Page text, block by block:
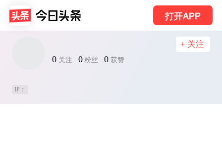
打开APP
0 关注 0 粉丝 0 获赞
+ 关注
IP：